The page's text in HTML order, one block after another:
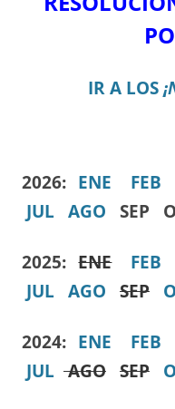
IR A LOS
2026: ENE FEB
JUL
AGO SEP
2025:ENE FEB
JUL
AGO SEP
2024: ENE FEB
JUL AGO SEP